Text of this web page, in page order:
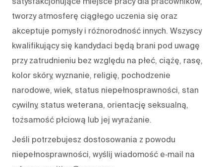
tworzy atmosferę ciągłego uczenia się oraz
akceptuje pomysły i różnorodność innych. Wszyscy
kwalifikujący się kandydaci będą brani pod uwagę
przy zatrudnieniu bez względu na płeć, ciążę, rasę,
kolor skóry, wyznanie, religię, pochodzenie
narodowe, wiek, status niepełnosprawności, stan
cywilny, status weterana, orientację seksualną,
tożsamość płciową lub jej wyrażanie.
Jeśli potrzebujesz dostosowania z powodu
niepełnosprawności, wyślij wiadomość e‑mail na